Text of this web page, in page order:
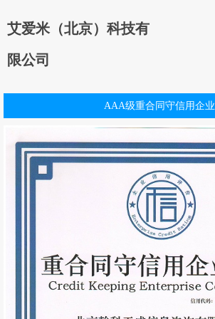
艾爱米（北京）科技有
限公司
AAA级重合同守信用企业